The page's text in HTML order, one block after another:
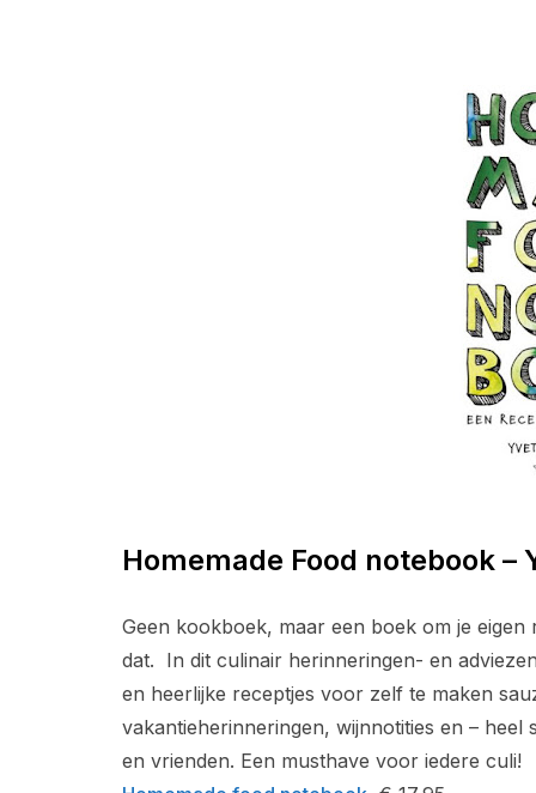
Homemade Food notebook –
Geen kookboek, maar een boek om je
dat. In dit culinair herinneringen- en
en heerlijke receptjes voor zelf te maken
vakantieherinneringen, wijnnotities en – heel
en vrienden. Een musthave voor iedere culi!